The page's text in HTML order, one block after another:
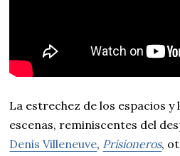
La estrechez de los espacios y
escenas, reminiscentes del
Denis Villeneuve, Prisioneros,